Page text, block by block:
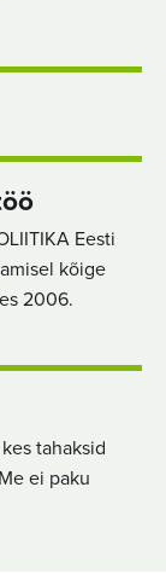
Eesti
kõige
2006.
tahaksid
ei paku